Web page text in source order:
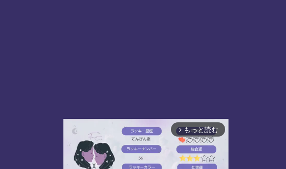
arrow_forward_ios もっと読む